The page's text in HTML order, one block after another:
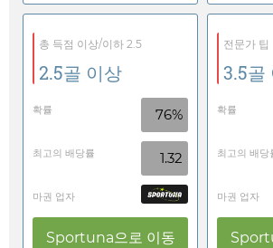
총 득점 이상/이하 2.5
2.5골 이상
확률 76%
최고의 배당률 1.32
마권 업자
Sportuna으로 이동
전문가 팁
3.5골
확률
최고의 배당
마권 업자